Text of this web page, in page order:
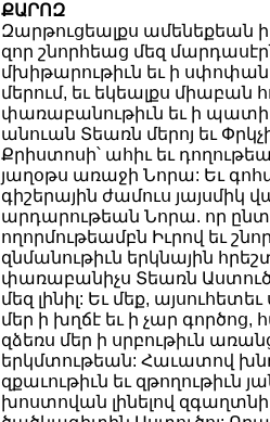
ՔԱՐՈԶ
Զարթուցեալքս ամենեքեան
զոր շնորհեաց մեզ
մխիթարութիւն եւ ի
մերում, եւ եկեալքս միաբան
փառաբանութիւն եւ ի
անուան Տեառն մերոյ եւ
Քրիստոսի՝ ահիւ եւ
յաղօթս առաջի Նորա: Եւ
գիշերային ժամուս յայսմիկ
արդարութեան Նորա. որ
ողորմութեամբն Իւրով եւ
զնմանութիւն երկնային
փառաբանիչս Տեառն
մեզ լինիլ: Եւ մեք,
մեր ի խղճէ եւ ի չար գործոց,
զձեռս մեր ի սրբութիւն
երկմտութեան: Հաւատով
զքաւութիւն եւ զթողութիւն
խոստովան լինելով